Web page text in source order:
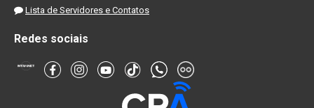
Lista de Servidores e Contatos
Redes sociais